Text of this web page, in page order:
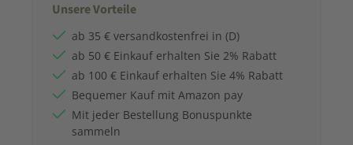
Unsere Vorteile
ab 35 € versandkostenfrei in (D)
ab 50 € Einkauf erhalten Sie 2% Rabatt
ab 100 € Einkauf erhalten Sie 4% Rabatt
Bequemer Kauf mit Amazon pay
Mit jeder Bestellung Bonuspunkte
sammeln